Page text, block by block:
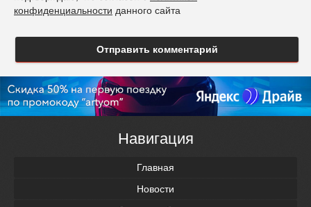
конфиденциальности данного сайта
Отправить комментарий
Навигация
Главная
Новости